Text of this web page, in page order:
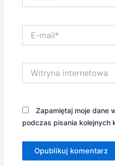
mail*
internetowa
Zapamiętaj moje dane
podczas pisania kolejnych